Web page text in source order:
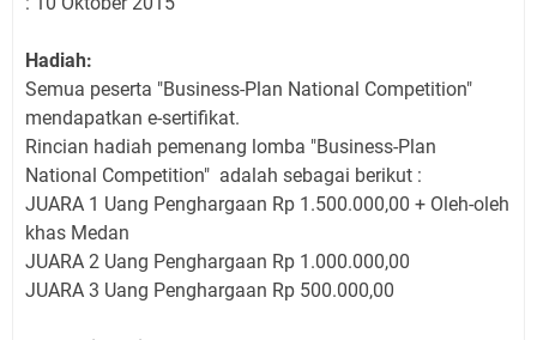
Hadiah:
Semua peserta "Business-Plan National Competition"
mendapatkan e-sertifikat.
Rincian hadiah pemenang lomba "Business-Plan
National Competition" adalah sebagai berikut :
JUARA 1 Uang Penghargaan Rp 1.500.000,00 + Oleh-oleh
khas Medan
JUARA 2 Uang Penghargaan Rp 1.000.000,00
JUARA 3 Uang Penghargaan Rp 500.000,00